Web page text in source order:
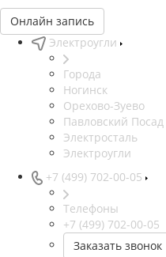
Онлайн запись
Электроугли
Города
Ногинск
Орехово-Зуево
Павловский Посад
Электросталь
Электроугли
+7 (499) 702-00-05
Телефоны
+7 (499) 702-00-05
Заказать звонок